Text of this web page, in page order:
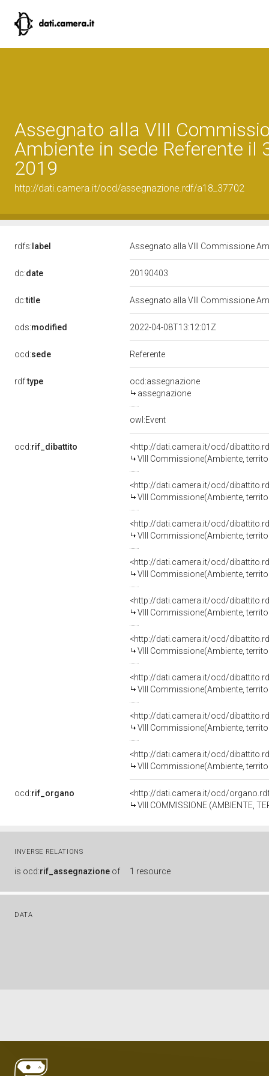
Assegnato alla VIII
Ambiente in sede Referente il
2019
http://dati.camera.it/ocd/assegnazione.rdf/a18_37702
rdfs: label Assegnato alla VIII Commissione
dc:date 20190403
dc:title Assegnato alla VIII Commissione
ods:modified 2022-04-08T13:12:01Z
ocd:sede Referente
rdf:type
ocd:assegnazione
assegnazione
owl:Event
ocd:rif_dibattito
<http://dati.camera.it/ocd/
VIII Commissione(Ambiente,
<http://dati.camera.it/ocd/
VIII Commissione(Ambiente,
<http://dati.camera.it/ocd/
VIII Commissione(Ambiente,
<http://dati.camera.it/ocd/
VIII Commissione(Ambiente,
<http://dati.camera.it/ocd/
VIII Commissione(Ambiente,
<http://dati.camera.it/ocd/
VIII Commissione(Ambiente,
<http://dati.camera.it/ocd/
VIII Commissione(Ambiente,
<http://dati.camera.it/ocd/
VIII Commissione(Ambiente,
<http://dati.camera.it/ocd/
VIII Commissione(Ambiente,
ocd:rif_organo
<http://dati.camera.it/ocd/
VIII COMMISSIONE (AMBIENTE,
INVERSE RELATIONS
is ocd:rif_assegnazione of 1 resource
DATA